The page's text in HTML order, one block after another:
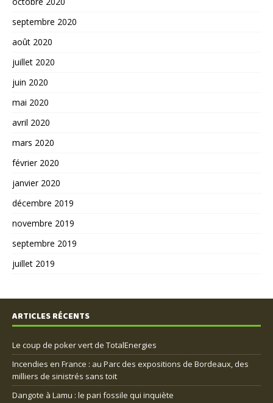
septembre 2020
août 2020
juillet 2020
juin 2020
mai 2020
avril 2020
mars 2020
février 2020
janvier 2020
décembre 2019
novembre 2019
septembre 2019
juillet 2019
ARTICLES RÉCENTS
Le coup de poker vert de TotalEnergies
Incendies en France : au Parc des expositions de Bordeaux, des
milliers de sinistrés sans toit
Dangote à Lamu : le pari fossile qui inquiète